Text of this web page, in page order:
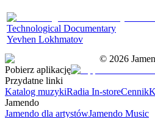
Technological Documentary
Yevhen Lokhmatov
© 2026
Pobierz aplikację
Przydatne linki
Katalog muzykiRadia In-storeCennik
Jamendo
Jamendo dla artystówJamendo Music